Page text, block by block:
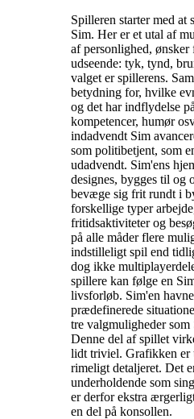
Spilleren starter med at
Sim. Her er et utal af
af personlighed,
udseende: tyk, tynd,
valget er spillerens.
betydning for, hvilke
og det har indflydelse
kompetencer, humør
indadvendt Sim
som politibetjent, som
udadvendt. Sim'ens
designes, bygges til og
bevæge sig frit rundt i
forskellige typer
fritidsaktiviteter og
på alle måder flere
indstilleligt spil end
dog ikke
spillere kan følge en
livsforløb. Sim'en
prædefinerede
tre valgmuligheder
Denne del af spillet
lidt triviel. Grafikken er
rimeligt detaljeret. Det
underholdende som
er derfor ekstra
en del på konsollen.